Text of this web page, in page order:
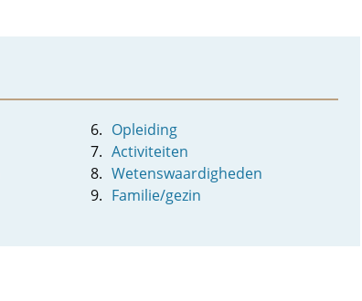
Opleiding
Activiteiten
Wetenswaardigheden
Familie/gezin